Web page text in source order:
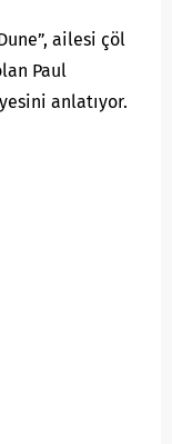
ailesi çöl
Paul
anlatıyor.